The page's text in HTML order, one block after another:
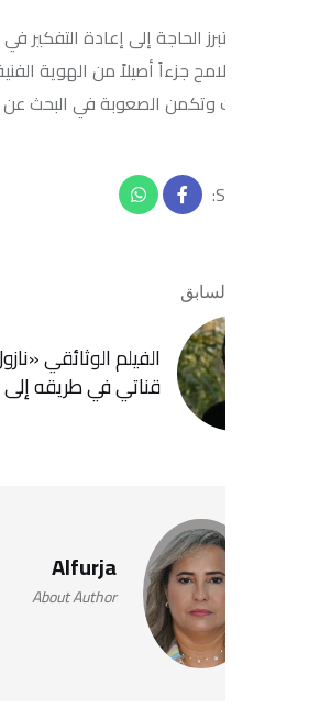
الحاجة إلى إعادة التفكير في المعايير
جزءاً أصيلاً من الهوية الفنية للممثل
وتكمن الصعوبة في البحث عن شخصية ذات
الفيلم الوثائقي «نازول»
قناتي في طريقه إلى المهرجانات
Alfurja
About Author